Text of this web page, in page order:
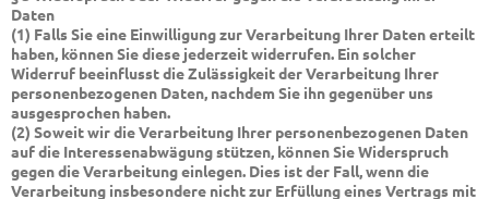
Daten
(1) Falls Sie eine Einwilligung zur Verarbeitung Ihrer Daten erteilt
haben, können Sie diese jederzeit widerrufen. Ein solcher
Widerruf beeinflusst die Zulässigkeit der Verarbeitung Ihrer
personenbezogenen Daten, nachdem Sie ihn gegenüber uns
ausgesprochen haben.
(2) Soweit wir die Verarbeitung Ihrer personenbezogenen Daten
auf die Interessenabwägung stützen, können Sie Widerspruch
gegen die Verarbeitung einlegen. Dies ist der Fall, wenn die
Verarbeitung insbesondere nicht zur Erfüllung eines Vertrags mit